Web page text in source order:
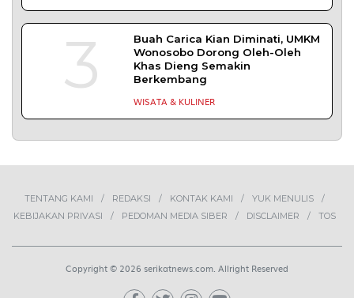
3
Buah Carica Kian Diminati, UMKM
Wonosobo Dorong Oleh-Oleh
Khas Dieng Semakin
Berkembang
WISATA & KULINER
TENTANG KAMI REDAKSI KONTAK KAMI
YUK MENULIS
KEBIJAKAN PRIVASI
PEDOMAN MEDIA SIBER DISCLAIMER TOS
Copyright © 2026 serikatnews.com. Allright Reserved